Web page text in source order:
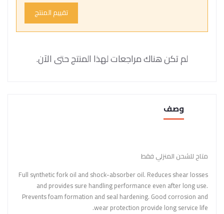
تقييم المنتج
لم تكن هناك مراجعات لهذا المنتج حتى الآن.
وصف
متاح للشحن المنزلي فقط
Full synthetic fork oil and shock-absorber oil. Reduces shear losses
and provides sure handling performance even after long use.
Prevents foam formation and seal hardening. Good corrosion and
wear protection provide long service life.